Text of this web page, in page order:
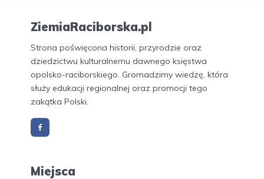
ZiemiaRaciborska.pl
Strona poświęcona historii, przyrodzie oraz
dziedzictwu kulturalnemu dawnego księstwa
opolsko-raciborskiego. Gromadzimy wiedzę, która
służy edukacji regionalnej oraz promocji tego
zakątka Polski.
Miejsca